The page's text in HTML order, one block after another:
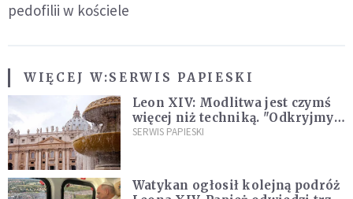
pedofilii w kościele
WIĘCEJ W:SERWIS PAPIESKI
Leon XIV: Modlitwa jest czymś
więcej niż techniką. "Odkryjmy
ją na nowo"
SERWIS PAPIESKI
Watykan ogłosił kolejną podróż